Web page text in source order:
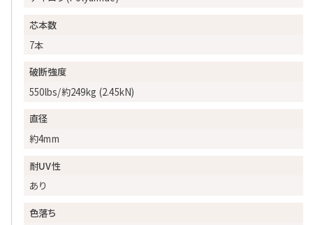
芯本数
7本
破断強度
550lbs/約249kg (2.45kN)
直径
約4mm
耐UV性
あり
色落ち